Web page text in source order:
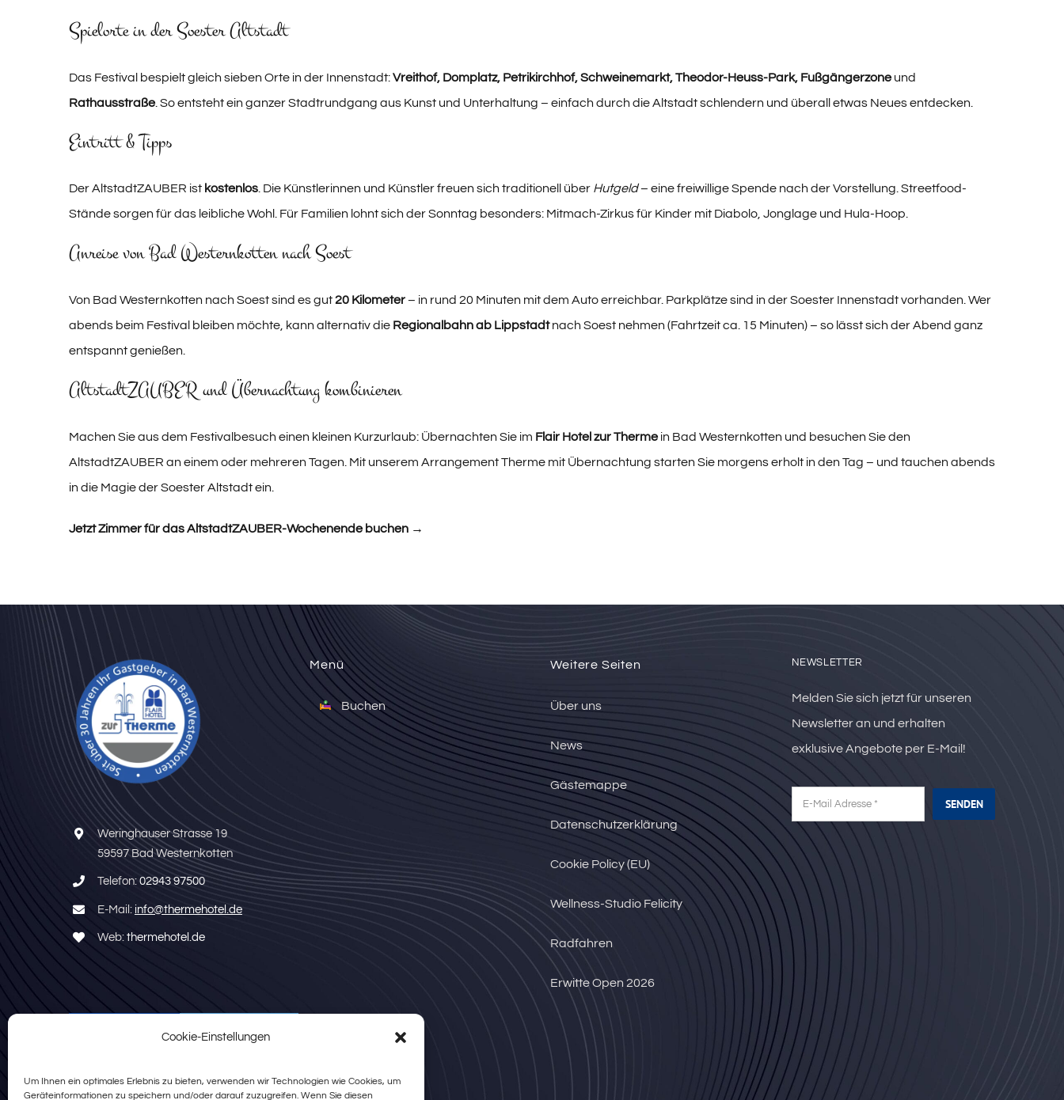
Cookie-Einstellungen
Um Ihnen ein optimales Erlebnis zu bieten, verwenden wir Technologien wie Cookies, um
Geräteinformationen zu speichern und/oder darauf zuzugreifen. Wenn Sie diesen
Spielorte in der Soester Altstadt
Das Festival bespielt gleich sieben Orte in der Innenstadt:Vreithof, Domplatz, Petrikirchhof, Schweinemarkt, Theodor-Heuss-Park, Fußgängerzoneund
Rathausstraße. So entsteht ein ganzer Stadtrundgang aus Kunst und Unterhaltung – einfach durch die Altstadt schlendern und überall etwas Neues entdecken.
Eintritt & Tipps
Der AltstadtZAUBER ist kostenlos. Die Künstlerinnen und Künstler freuen sich traditionell über Hutgeld– eine freiwillige Spende nach der Vorstellung. Streetfood-
Stände sorgen für das leibliche Wohl. Für Familien lohnt sich der Sonntag besonders: Mitmach-Zirkus für Kinder mit Diabolo, Jonglage und Hula-Hoop.
Anreise von Bad Westernkotten nach Soest
Von Bad Westernkotten nach Soest sind es gut20 Kilometer– in rund 20 Minuten mit dem Auto erreichbar. Parkplätze sind in der Soester Innenstadt vorhanden. Wer
abends beim Festival bleiben möchte, kann alternativ die Regionalbahn ab Lippstadtnach Soest nehmen (Fahrtzeit ca. 15 Minuten) – so lässt sich der Abend ganz
entspannt genießen.
AltstadtZAUBER und Übernachtung kombinieren
Machen Sie aus dem Festivalbesuch einen kleinen Kurzurlaub: Übernachten Sie im Flair Hotel zur Thermein Bad Westernkotten und besuchen Sie den
AltstadtZAUBER an einem oder mehreren Tagen. Mit unserem ArrangementTherme mit Übernachtung starten Sie morgens erholt in den Tag – und tauchen abends
in die Magie der Soester Altstadt ein.
Jetzt Zimmer für das AltstadtZAUBER-Wochenende buchen →
Weringhauser Strasse 19
59597 Bad Westernkotten
Telefon: 02943 97500
E-Mail: info@thermehotel.de
Web: thermehotel.de
Menü
Buchen
Weitere Seiten
Über uns
News
Gästemappe
Datenschutzerklärung
Cookie Policy (EU)
Wellness-Studio Felicity
Radfahren
Erwitte Open 2026
NEWSLETTER
Melden Sie sich jetzt für unseren
Newsletter an und erhalten
exklusive Angebote per E-Mail!
SENDEN
Flair Hotel zur Therme